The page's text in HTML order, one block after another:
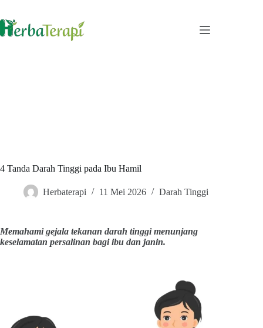
content
4 Tanda Darah Tinggi pada Ibu Hamil
Herbaterapi 11 Mei 2026 Darah Tinggi
Memahami gejala tekanan darah tinggi menunjang
keselamatan persalinan bagi ibu dan janin.